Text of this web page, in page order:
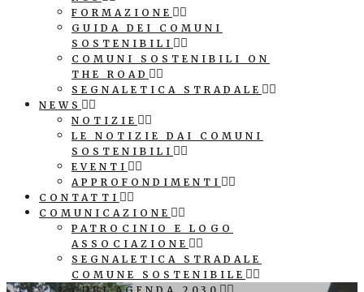
FORMAZIONE
GUIDA DEI COMUNI
SOSTENIBILI
COMUNI SOSTENIBILI ON
THE ROAD
SEGNALETICA STRADALE
NEWS
NOTIZIE
LE NOTIZIE DAI COMUNI
SOSTENIBILI
EVENTI
APPROFONDIMENTI
CONTATTI
COMUNICAZIONE
PATROCINIO E LOGO
ASSOCIAZIONE
SEGNALETICA STRADALE
COMUNE SOSTENIBILE